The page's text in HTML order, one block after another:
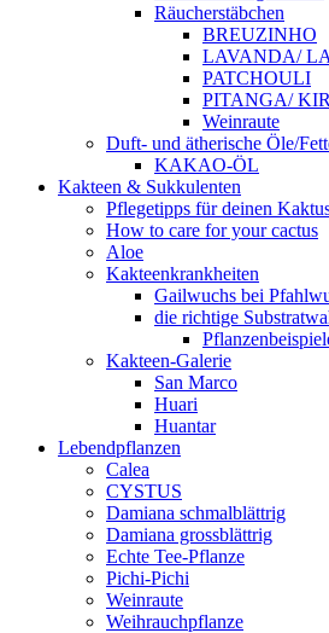
Räucherstäbchen
BREUZINHO
LAVANDA/
PATCHOULI
PITANGA/
Weinraute
Duft- und ätherische Öle/
KAKAO-ÖL
Kakteen & Sukkulenten
Pflegetipps für deinen
How to care for your cactus
Aloe
Kakteenkrankheiten
Gailwuchs bei
die richtige
Kakteen-Galerie
San Marco
Huari
Huantar
Lebendpflanzen
Calea
CYSTUS
Damiana schmalblättrig
Damiana grossblättrig
Echte Tee-Pflanze
Pichi-Pichi
Weinraute
Weihrauchpflanze